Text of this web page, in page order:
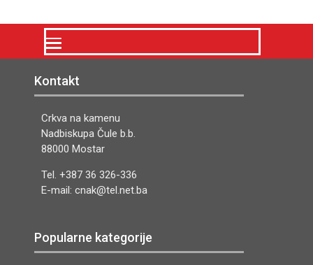
Kontakt
Crkva na kamenu
Nadbiskupa Čule b.b.
88000 Mostar
Tel. +387 36 326-336
E-mail: cnak@tel.net.ba
Popularne kategorije